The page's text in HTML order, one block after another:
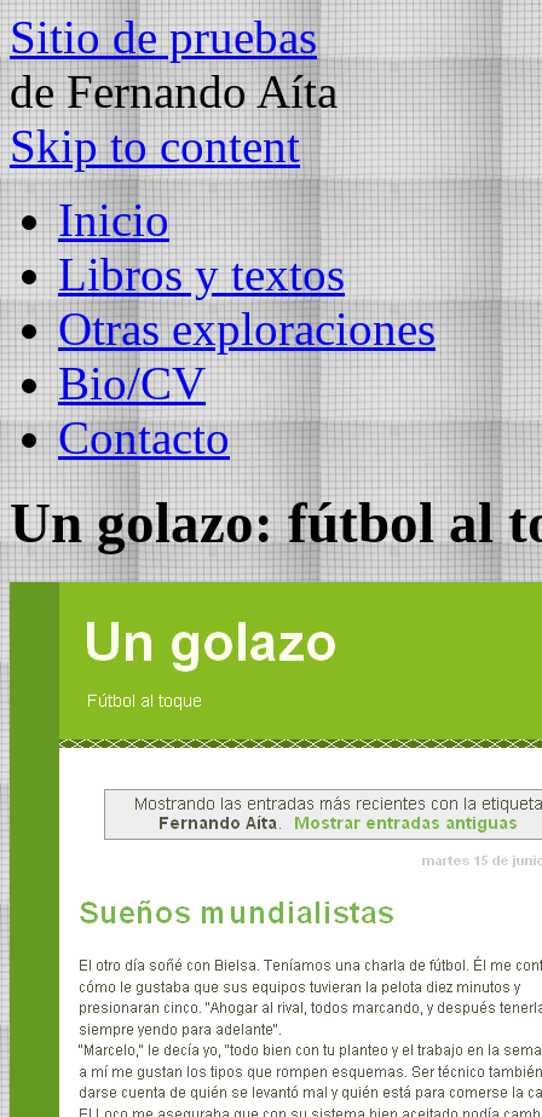
Sitio de pruebas
de Fernando Aíta
Skip to content
Inicio
Libros y textos
Otras exploraciones
Bio/CV
Contacto
Un golazo: fútbol al